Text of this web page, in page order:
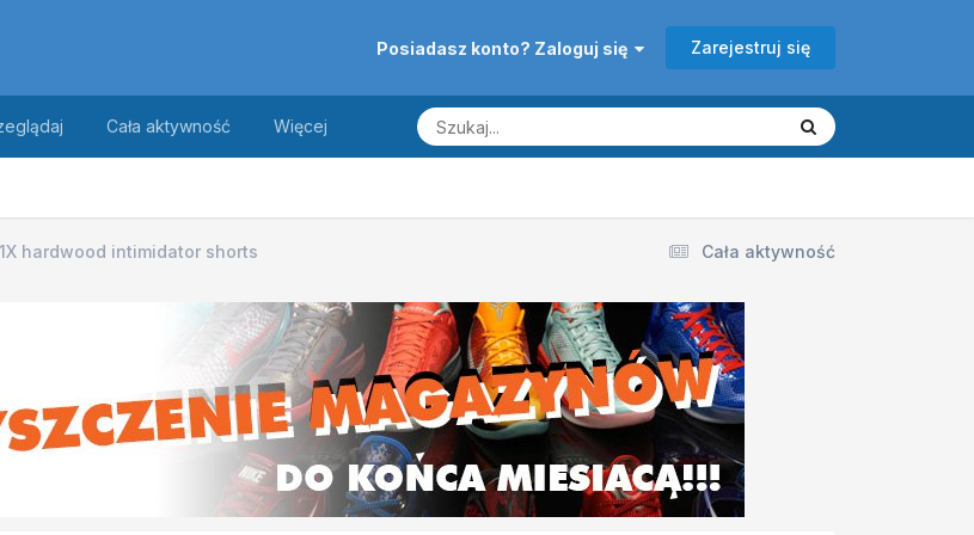
Posiadasz konto? Zaloguj się Zarejestruj się
Cała aktywność Więcej
Cała aktywność
hardwood intimidator shorts